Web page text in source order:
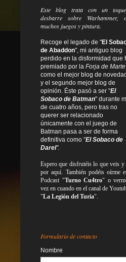
Este blog trata con un
desbarre sobre Warhammer,
muchos juegos y pintura.
Recoge el legado de "El
de Abaddon", mi antiguo blog
perdido en la disformidad que
premiado por la Forja de Marte
como el mejor blog de
y el segundo mejor blog de
opinión. Éste pasó a ser "El
Sobaco de Batman" durante
de cuatro años, pero tras no
querer ser relacionado
únicamente con el juego de
Batman pasa a ser de forma
definitiva como "El Sobaco de
Darel".
Espero que disfrutéis lo queveis y
por aquí. También podéis oírme
Podcast "Turno Cu4tro" o
vez en cuando en el canal de
"La Legión del Turia".
Formulario de contacto
Nombre